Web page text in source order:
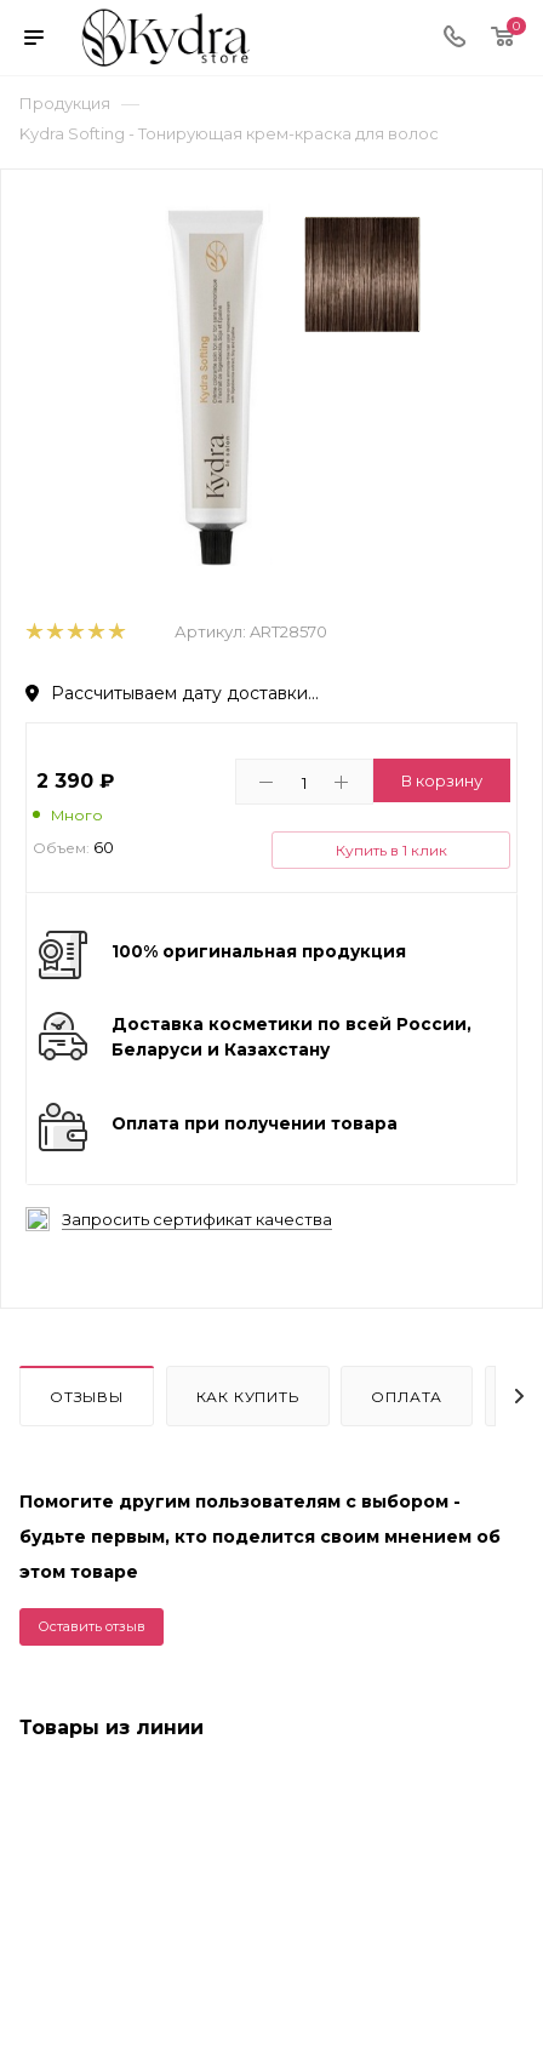
0
Продукция —
Kydra Softing - Тонирующая крем-краска для волос
Артикул: ART28570
Рассчитываем дату доставки...
2 390 ₽
Много
Объем: 60
В корзину
Купить в 1 клик
100% оригинальная продукция
Доставка косметики по всей России,
Беларуси и Казахстану
Оплата при получении товара
Запросить сертификат качества
ОТЗЫВЫ КАК КУПИТЬ ОПЛАТА
Помогите другим пользователям с выбором -
будьте первым, кто поделится своим мнением об
этом товаре
Оставить отзыв
Товары из линии